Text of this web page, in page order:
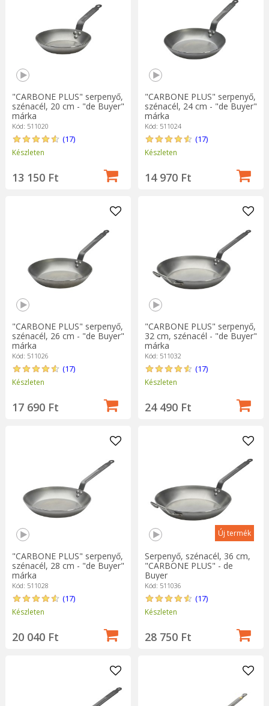
"CARBONE PLUS" serpenyő,
szénacél, 20 cm - "de Buyer"
márka
Kód: 511020
(17)
Készleten
13 150 Ft
"CARBONE PLUS" serpenyő,
szénacél, 24 cm - "de Buyer"
márka
Kód: 511024
(17)
Készleten
14 970 Ft
"CARBONE PLUS" serpenyő,
szénacél, 26 cm - "de Buyer"
márka
Kód: 511026
(17)
Készleten
17 690 Ft
"CARBONE PLUS" serpenyő,
32 cm, szénacél - "de Buyer"
márka
Kód: 511032
(17)
Készleten
24 490 Ft
"CARBONE PLUS" serpenyő,
szénacél, 28 cm - "de Buyer"
márka
Kód: 511028
(17)
Készleten
20 040 Ft
Új termék
Serpenyő, szénacél, 36 cm,
"CARBONE PLUS" - de
Buyer
Kód: 511036
(17)
Készleten
28 750 Ft